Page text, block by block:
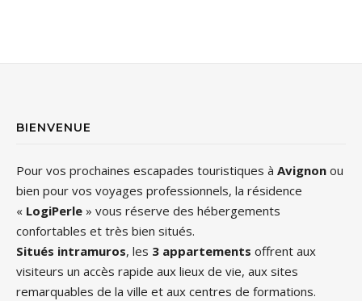
BIENVENUE
Pour vos prochaines escapades touristiques à Avignon ou
bien pour vos voyages professionnels, la résidence
« LogiPerle » vous réserve des hébergements
confortables et très bien situés.
Situés intramuros, les 3 appartements offrent aux
visiteurs un accès rapide aux lieux de vie, aux sites
remarquables de la ville et aux centres de formations.